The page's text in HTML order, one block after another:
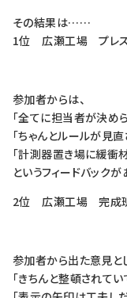
その結果は……
1位 広瀬工場 プレ
参加者からは、
「全てに担当者が決め
「ちゃんとルールが見直
「計測器置き場に緩衝
というフィードバックが
2位 広瀬工場 完成
参加者から出た意見と
「きちんと整頓されてい